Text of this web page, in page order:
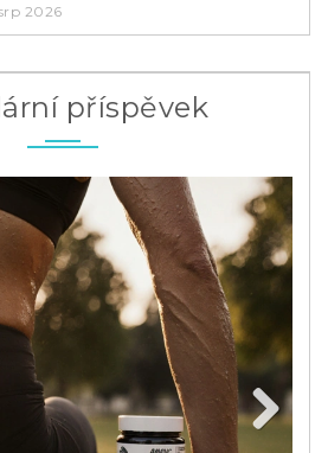
2026
příspěvek